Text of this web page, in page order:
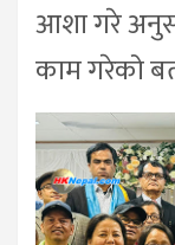
आशा गरे
काम गरेको